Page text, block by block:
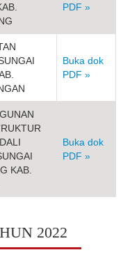
PDF »
Buka dok
PDF »
KAB.
Buka dok
PDF »
2022